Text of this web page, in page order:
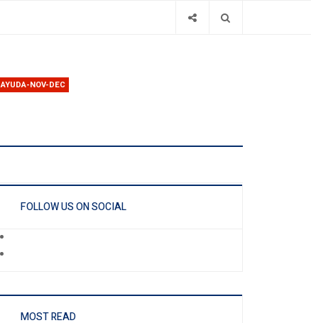
AYUDA-NOV-DEC
FOLLOW US ON SOCIAL
MOST READ